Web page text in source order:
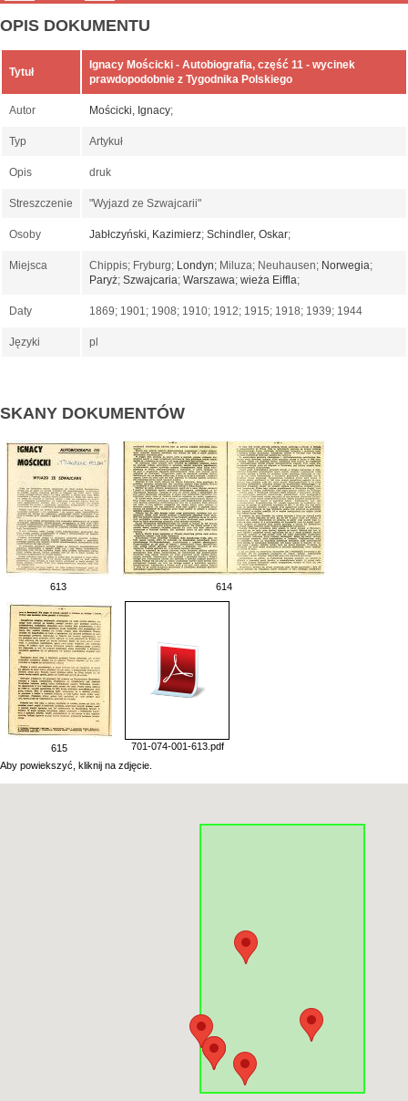
OPIS DOKUMENTU
Tytuł
Ignacy Mościcki - Autobiografia, część 11 - wycinek
prawdopodobnie z Tygodnika Polskiego
Autor Mościcki, Ignacy;
Typ Artykuł
Opis druk
Streszczenie "Wyjazd ze Szwajcarii"
Osoby Jabłczyński, Kazimierz; Schindler, Oskar;
Miejsca Chippis; Fryburg; Londyn; Miluza; Neuhausen; Norwegia;
Paryż; Szwajcaria; Warszawa; wieża Eiffla;
Daty 1869; 1901; 1908; 1910; 1912; 1915; 1918; 1939; 1944
Języki pl
SKANY DOKUMENTÓW
613 614
615
701-074-001-613.pdf
Aby powiekszyć, kliknij na zdjęcie.